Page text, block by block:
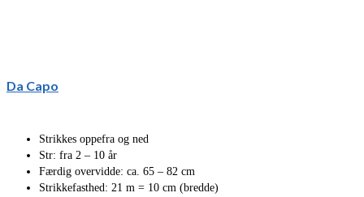
Da Capo
Strikkes oppefra og ned
Str: fra 2 – 10 år
Færdig overvidde: ca. 65 – 82 cm
Strikkefasthed: 21 m = 10 cm (bredde)